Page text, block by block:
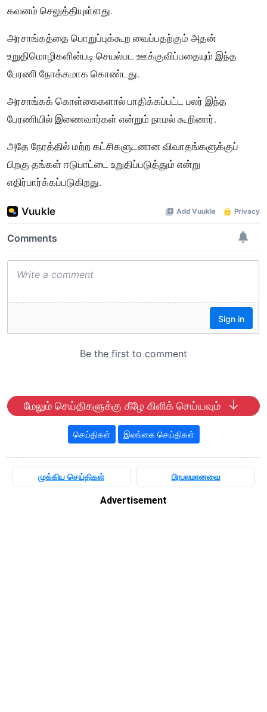
கவனம் செலுத்தியுள்ளது.
அரசாங்கத்தை பொறுப்புக்கூற வைப்பதற்கும் அதன்
உறுதிமொழிகளின்படி செயல்பட ஊக்குவிப்பதையும் இந்த
பேரணி நோக்கமாக கொண்டது.
அரசாங்கக் கொள்கைகளால் பாதிக்கப்பட்ட பலர் இந்த
பேரணியில் இணைவார்கள் என்றும் நாமல் கூறினார்.
அதே நேரத்தில் மற்ற கட்சிகளுடனான விவாதங்களுக்குப்
பிறகு தங்கள் ஈடுபாட்டை உறுதிப்படுத்தும் என்று
எதிர்பார்க்கப்படுகிறது.
மேலும் செய்திகளுக்கு கீழே கிளிக் செய்யவும்
செய்திகள் இலங்கை செய்திகள்
முக்கிய செய்திகள் பிரபலமானவை
Advertisement